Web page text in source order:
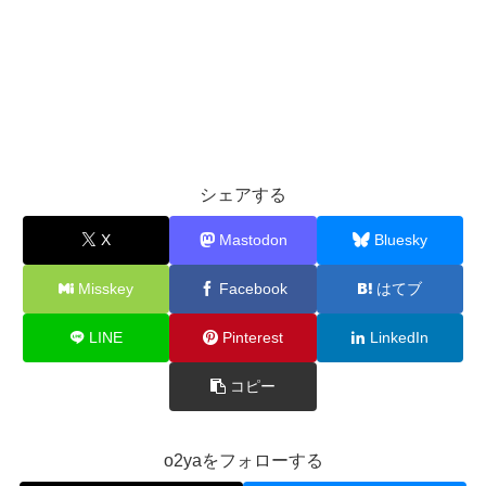
シェアする
X Mastodon Bluesky
Misskey Facebook はてブ
LINE Pinterest LinkedIn
コピー
o2yaをフォローする